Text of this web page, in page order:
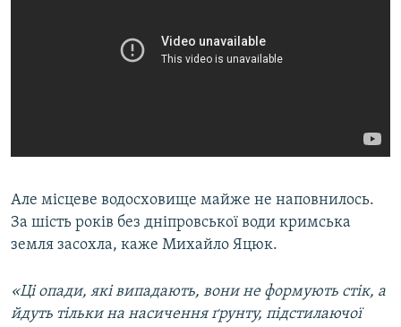
Але місцеве водосховище майже не наповнилось.
За шість років без дніпровської води кримська
земля засохла, каже Михайло Яцюк.
«Ці опади, які випадають, вони не формують стік, а
йдуть тільки на насичення ґрунту, підстилаючої